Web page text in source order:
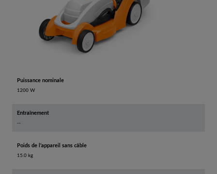
Puissance nominale
1200 W
Entraînement
--
Poids de l’appareil sans câble
15.0 kg